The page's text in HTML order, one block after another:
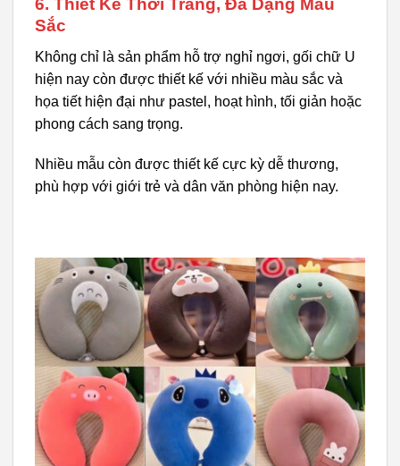
6. Thiết Kế Thời Trang, Đa Dạng Màu
Sắc
Không chỉ là sản phẩm hỗ trợ nghỉ ngơi, gối chữ U
hiện nay còn được thiết kế với nhiều màu sắc và
họa tiết hiện đại như pastel, hoạt hình, tối giản hoặc
phong cách sang trọng.
Nhiều mẫu còn được thiết kế cực kỳ dễ thương,
phù hợp với giới trẻ và dân văn phòng hiện nay.